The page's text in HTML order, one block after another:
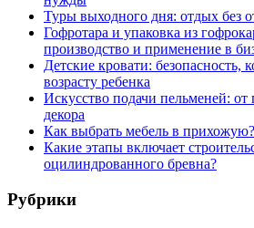
Туры выходного дня: отдых без
Гофротара и упаковка из
производство и применение в
Детские кровати: безопасность,
возрасту ребенка
Искусство подачи пельменей: от
декора
Как выбрать мебель в прихожую?
Какие этапы включает
оцилиндрованного бревна?
Рубрики